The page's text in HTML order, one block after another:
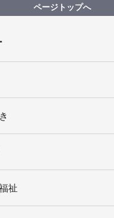
ページトップへ
祉